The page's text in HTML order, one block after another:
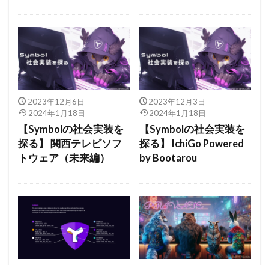
2023年12月6日
2024年1月18日
【Symbolの社会実装を
探る】 関西テレビソフ
トウェア（未来編）
2023年12月3日
2024年1月18日
【Symbolの社会実装を
探る】 IchiGo Powered
by Bootarou